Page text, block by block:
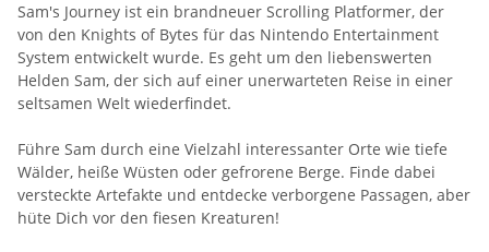
Sam's Journey ist ein brandneuer Scrolling Platformer, der
von den Knights of Bytes für das Nintendo Entertainment
System entwickelt wurde. Es geht um den liebenswerten
Helden Sam, der sich auf einer unerwarteten Reise in einer
seltsamen Welt wiederfindet.
Führe Sam durch eine Vielzahl interessanter Orte wie tiefe
Wälder, heiße Wüsten oder gefrorene Berge. Finde dabei
versteckte Artefakte und entdecke verborgene Passagen, aber
hüte Dich vor den fiesen Kreaturen!